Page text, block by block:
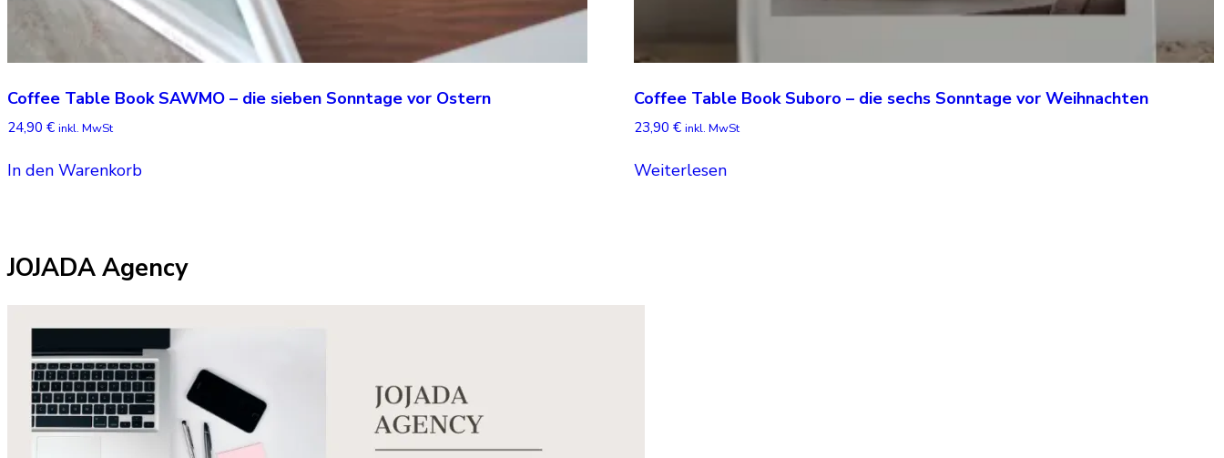
Coffee Table Book SAWMO – die sieben Sonntage vor Ostern
24,90 € inkl. MwSt
In den Warenkorb
Coffee Table Book Suboro – die sechs Sonntage vor Weihnachten
23,90 € inkl. MwSt
Weiterlesen
JOJADA Agency